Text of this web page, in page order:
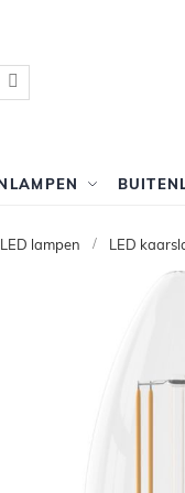
LED lampen LED